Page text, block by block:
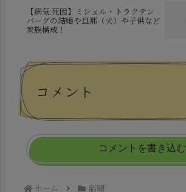
【病気:死因】ミシェル・トラクテン
バーグの結婚や旦那（夫）や子供など
家族構成！
コメント
コメントを書き込む
ホーム 話題